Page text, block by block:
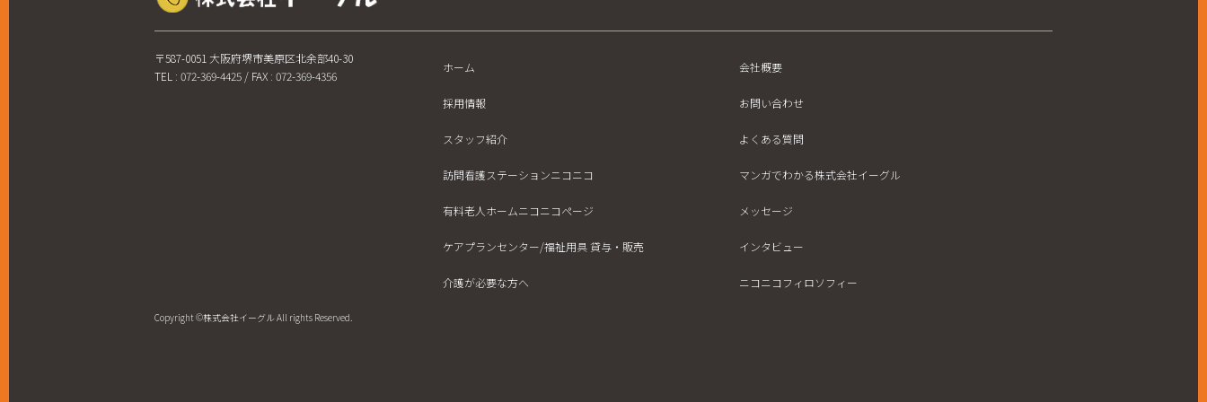
〒587-0051 大阪府堺市美原区北余部40-30
TEL : 072-369-4425 / FAX : 072-369-4356
ホーム
採用情報
スタッフ紹介
訪問看護ステーションニコニコ
有料老人ホームニコニコページ
ケアプランセンター/福祉用具 貸与・販売
介護が必要な方へ
会社概要
お問い合わせ
よくある質問
マンガでわかる株式会社イーグル
メッセージ
インタビュー
ニコニコフィロソフィー
Copyright ©株式会社イーグル All rights Reserved.